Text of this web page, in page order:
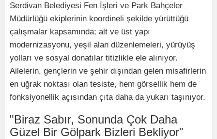
Serdivan Belediyesi Fen İşleri ve Park Bahçeler
Müdürlüğü ekiplerinin koordineli şekilde yürüttüğü
çalışmalar kapsamında; alt ve üst yapı
modernizasyonu, yeşil alan düzenlemeleri, yürüyüş
yolları ve sosyal donatılar titizlikle ele alınıyor.
Ailelerin, gençlerin ve şehir dışından gelen misafirlerin
en uğrak noktası olan tesiste, hem görsellik hem de
fonksiyonellik açısından çıta daha da yukarı taşınıyor.
"Biraz Sabır, Sonunda Çok Daha
Güzel Bir Gölpark Bizleri Bekliyor"